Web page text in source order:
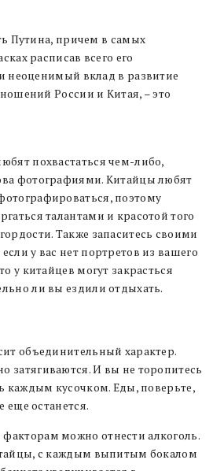
Путина, причем в самых
расписав всего его
неоценимый вклад в развитие
России и Китая, – это
похвастаться чем-либо,
фотографиями. Китайцы любят
поэтому
талантами и красотой того
Также запаситесь своими
у вас нет портретов из вашего
у китайцев могут закрасться
ли вы ездили отдыхать.
объединительный характер.
затягиваются. И вы не торопитесь
каждым кусочком. Еды, поверьте,
еще останется.
можно отнести алкоголь.
с каждым выпитым бокалом